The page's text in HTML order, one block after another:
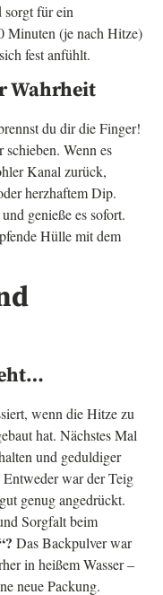
sorgt für ein
Minuten (je nach Hitze)
fest anfühlt.
Wahrheit
du dir die Finger!
Wenn es
Kanal zurück,
herzhaftem Dip.
genieße es sofort.
Hülle mit dem
wenn die Hitze zu
hat. Nächstes Mal
und geduldiger
Entweder war der Teig
genug angedrückt.
Sorgfalt beim
Das Backpulver war
in heißem Wasser –
neue Packung.